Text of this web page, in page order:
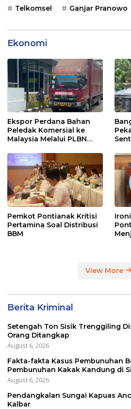
Telkomsel Ganjar Pranowo
Ekonomi
Ekspor Perdana Bahan
Peledak Komersial ke
Malaysia Melalui PLBN
Pemkot Pontianak Kritisi
Pertamina Soal Distribusi
BBM
View More
Berita Kriminal
Setengah Ton Sisik Trenggiling
Orang Ditangkap
August 6, 2026
Fakta-fakta Kasus Pembunuhan
Pembunuhan Kakak Kandung di
August 6, 2026
Pendangkalan Sungai Kapuas
Kalbar